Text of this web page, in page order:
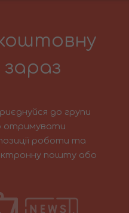
зараз
до групи
отримувати
роботи та
пошту або